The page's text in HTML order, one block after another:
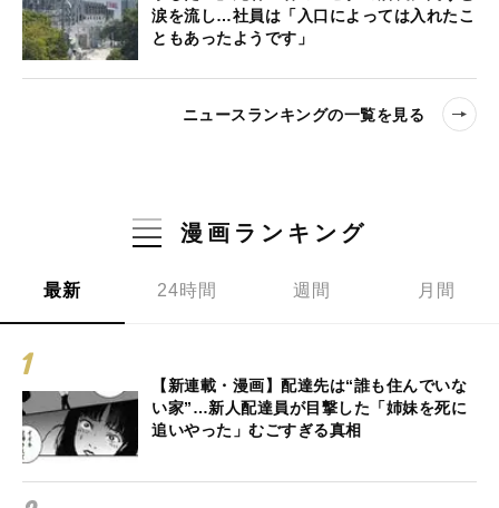
涙を流し…社員は「入口によっては入れたこ
ともあったようです」
ニュースランキングの一覧を見る
漫画ランキング
最新 24時間 週間 月間
【新連載・漫画】配達先は“誰も住んでいな
い家”…新人配達員が目撃した「姉妹を死に
追いやった」むごすぎる真相